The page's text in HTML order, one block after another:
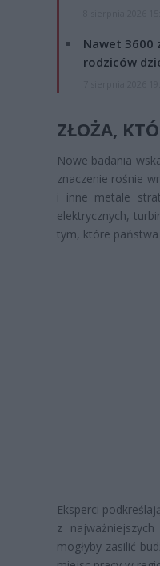
Nawet 3600
rodziców
ZŁOŻA,
Nowe badania
znaczenie rośnie
i inne metale
elektrycznych,
tym, które
Eksperci
z
mogłyby zasilić